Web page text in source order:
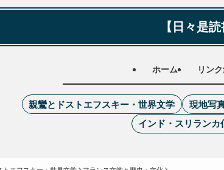
【日々是
ホーム リン
親鸞とドストエフスキー・世界文学 現地写
インド・スリランカ